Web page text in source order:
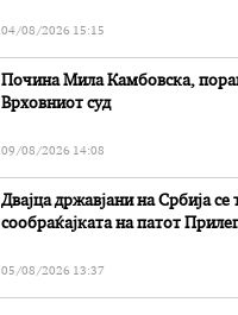
04/08/2026 15:15
Почина Мила Камбовска,
Врховниот суд
09/08/2026 14:08
Двајца државјани на Србија
сообраќајката на патот
05/08/2026 13:37